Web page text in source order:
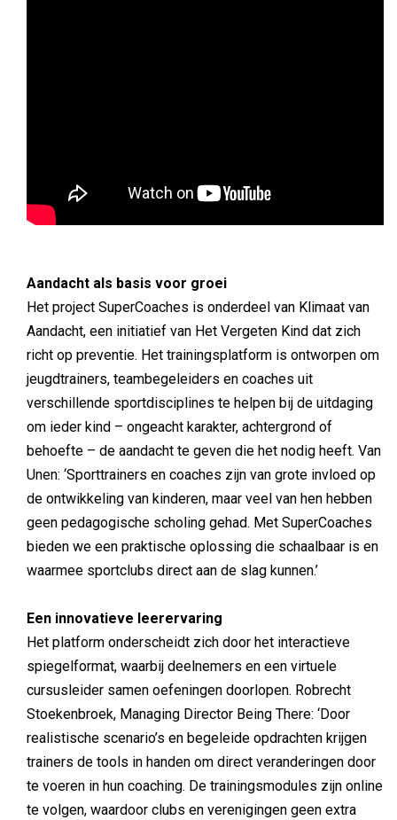
Aandacht als basis voor groei
Het project SuperCoaches is onderdeel van Klimaat van
Aandacht, een initiatief van Het Vergeten Kind dat zich
richt op preventie. Het trainingsplatform is ontworpen om
jeugdtrainers, teambegeleiders en coaches uit
verschillende sportdisciplines te helpen bij de uitdaging
om ieder kind – ongeacht karakter, achtergrond of
behoefte – de aandacht te geven die het nodig heeft. Van
Unen: ‘Sporttrainers en coaches zijn van grote invloed op
de ontwikkeling van kinderen, maar veel van hen hebben
geen pedagogische scholing gehad. Met SuperCoaches
bieden we een praktische oplossing die schaalbaar is en
waarmee sportclubs direct aan de slag kunnen.’
Een innovatieve leerervaring
Het platform onderscheidt zich door het interactieve
spiegelformat, waarbij deelnemers en een virtuele
cursusleider samen oefeningen doorlopen. Robrecht
Stoekenbroek, Managing Director Being There: ‘Door
realistische scenario’s en begeleide opdrachten krijgen
trainers de tools in handen om direct veranderingen door
te voeren in hun coaching. De trainingsmodules zijn online
te volgen, waardoor clubs en verenigingen geen extra